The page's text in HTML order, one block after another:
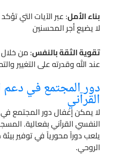
بناء الأمل: عبر الآيات التي
لا يضيع أجر المحسنين
تقوية الثقة بالنفس: من خلال
عند الله وقدرته على التغيير
دور المجتمع في دعم
القرآني
لا يمكن إغفال دور المجتمع
النفسي القرآني بفعالية.
يلعب دوراً محورياً في توفير
الروحي.